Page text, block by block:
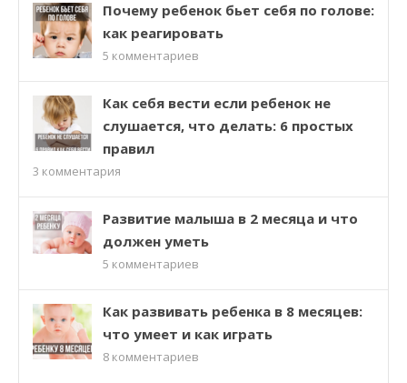
Почему ребенок бьет себя по голове:
как реагировать
5 комментариев
Как себя вести если ребенок не
слушается, что делать: 6 простых
правил
3 комментария
Развитие малыша в 2 месяца и что
должен уметь
5 комментариев
Как развивать ребенка в 8 месяцев:
что умеет и как играть
8 комментариев